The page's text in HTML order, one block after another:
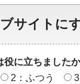
サイトに
役に立ちました
2：ふつう